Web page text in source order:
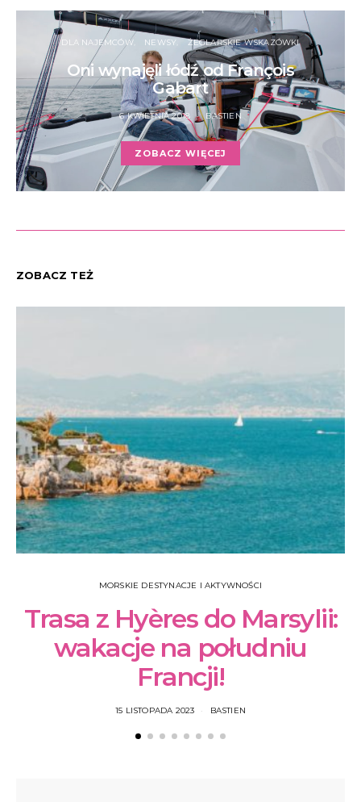
DLA NAJEMCÓW NEWSY ŻEGLARSKIE WSKAZÓWKI
Oni wynajęli łódź od François
Gabart
6 KWIETNIA 2018 BASTIEN
ZOBACZ WIĘCEJ
ZOBACZ TEŻ
MORSKIE DESTYNACJE I AKTYWNOŚCI
Trasa z Hyères do Marsylii:
wakacje na południu
Francji!
15 LISTOPADA 2023 BASTIEN